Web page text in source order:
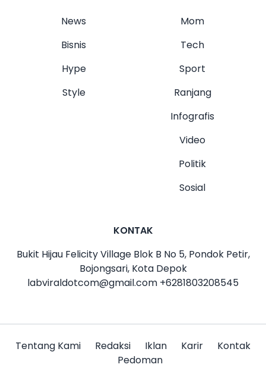
News
Bisnis
Hype
Style
Mom
Tech
Sport
Ranjang
Infografis
Video
Politik
Sosial
KONTAK
Bukit Hijau Felicity Village Blok B No 5, Pondok Petir,
Bojongsari, Kota Depok
labviraldotcom@gmail.com +6281803208545
Tentang Kami Redaksi Iklan Karir
Kontak
Pedoman